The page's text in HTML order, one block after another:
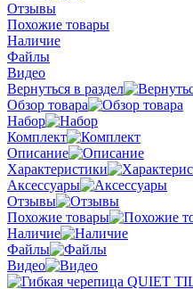
Отзывы
Похожие товары
Наличие
Файлы
Видео
Вернуться в раздел
Обзор товара
Набор
Комплект
Описание
Характеристики
Аксессуары
Отзывы
Похожие товары
Наличие
Файлы
Видео